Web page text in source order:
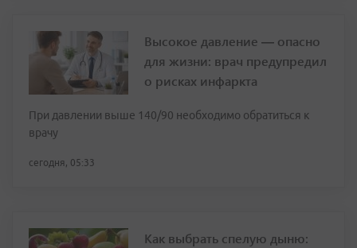
Высокое давление — опасно
для жизни: врач предупредил
о рисках инфаркта
При давлении выше 140/90 необходимо обратиться к
врачу
сегодня, 05:33
Как выбрать спелую дыню: